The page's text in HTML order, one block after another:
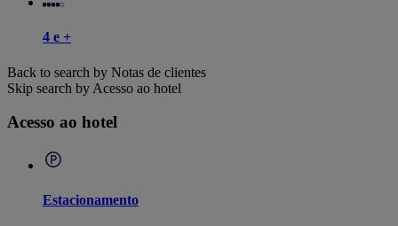
4 e +
Back to search by Notas de clientes
Skip search by Acesso ao hotel
Acesso ao hotel
Estacionamento